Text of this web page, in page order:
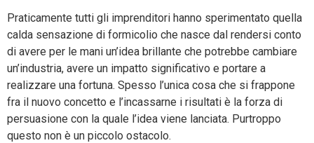
Praticamente tutti gli imprenditori hanno sperimentato quella
calda sensazione di formicolio che nasce dal rendersi conto
di avere per le mani un’idea brillante che potrebbe cambiare
un’industria, avere un impatto significativo e portare a
realizzare una fortuna. Spesso l’unica cosa che si frappone
fra il nuovo concetto e l’incassarne i risultati è la forza di
persuasione con la quale l’idea viene lanciata. Purtroppo
questo non è un piccolo ostacolo.